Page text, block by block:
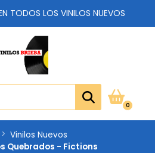
TODOS LOS VINILOS NUEVOS
0
Vinilos Nuevos
Quebrados - Fictions